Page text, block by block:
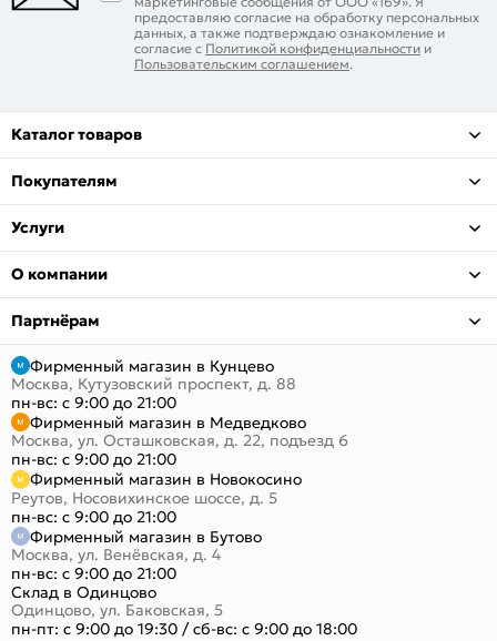
предоставляю согласие на обработку персональных
данных, а также подтверждаю ознакомление и
согласие с Политикой конфиденциальности и
Пользовательским соглашением.
Каталог товаров
Покупателям
Услуги
О компании
Партнёрам
Фирменный магазин в Кунцево
Москва, Кутузовский проспект, д. 88
пн-вс: с 9:00 до 21:00
Фирменный магазин в Медведково
Москва, ул. Осташковская, д. 22, подъезд 6
пн-вс: с 9:00 до 21:00
Фирменный магазин в Новокосино
Реутов, Носовихинское шоссе, д. 5
пн-вс: с 9:00 до 21:00
Фирменный магазин в Бутово
Москва, ул. Венёвская, д. 4
пн-вс: с 9:00 до 21:00
Склад в Одинцово
Одинцово, ул. Баковская, 5
пн-пт: с 9:00 до 19:30 /сб-вс: с 9:00 до 18:00